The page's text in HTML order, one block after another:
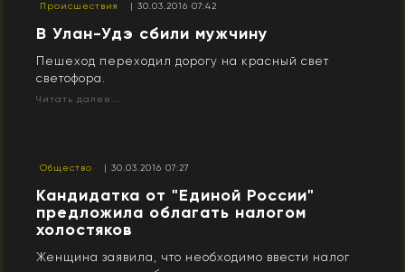
Происшествия | 30.03.2016 07:42
В Улан-Удэ сбили мужчину
Пешеход переходил дорогу на красный свет
светофора.
Читать далее...
Общество | 30.03.2016 07:27
Кандидатка от "Единой России"
предложила облагать налогом
холостяков
Женщина заявила, что необходимо ввести налог